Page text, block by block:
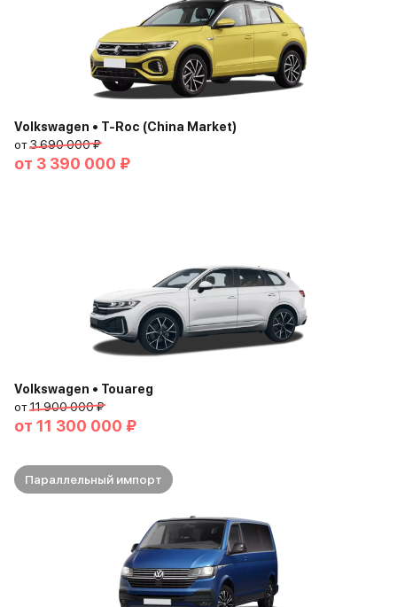
Volkswagen • T-Roc (China Market)
от3 690 000 ₽
от 3 390 000 ₽
Volkswagen • Touareg
от11 900 000 ₽
от 11 300 000 ₽
Параллельный импорт